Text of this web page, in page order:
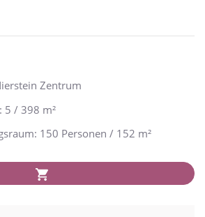
Zentrum
5 / 398 m²
150 Personen / 152 m²